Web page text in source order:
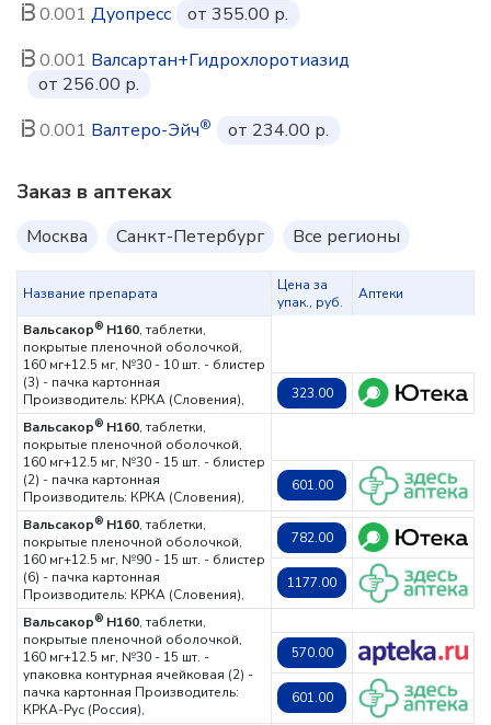
0.001 Дуопресс
от 355.00 р.
0.001 Валсартан+Гидрохлоротиазид
от 256.00 р.
0.001 Валтеро-Эйч® от 234.00 р.
Заказ в аптеках
Москва Санкт-Петербург Все регионы
Название препарата
Цена за
упак., руб.
Аптеки
Вальсакор®Н160, таблетки,
покрытые пленочной оболочкой,
160 мг+12.5 мг, №30 - 10 шт. - блистер
(3) - пачка картонная
Производитель: КРКА (Словения),
323.00
Вальсакор®Н160, таблетки,
покрытые пленочной оболочкой,
160 мг+12.5 мг, №30 - 15 шт. - блистер
(2) - пачка картонная
Производитель: КРКА (Словения),
601.00
Вальсакор®Н160, таблетки,
покрытые пленочной оболочкой,
160 мг+12.5 мг, №90 - 15 шт. - блистер
(6) - пачка картонная
Производитель: КРКА (Словения),
782.00
1177.00
Вальсакор®Н160, таблетки,
покрытые пленочной оболочкой,
160 мг+12.5 мг, №30 - 15 шт. -
упаковка контурная ячейковая (2) -
пачка картонная Производитель:
КРКА-Рус (Россия),
570.00
601.00